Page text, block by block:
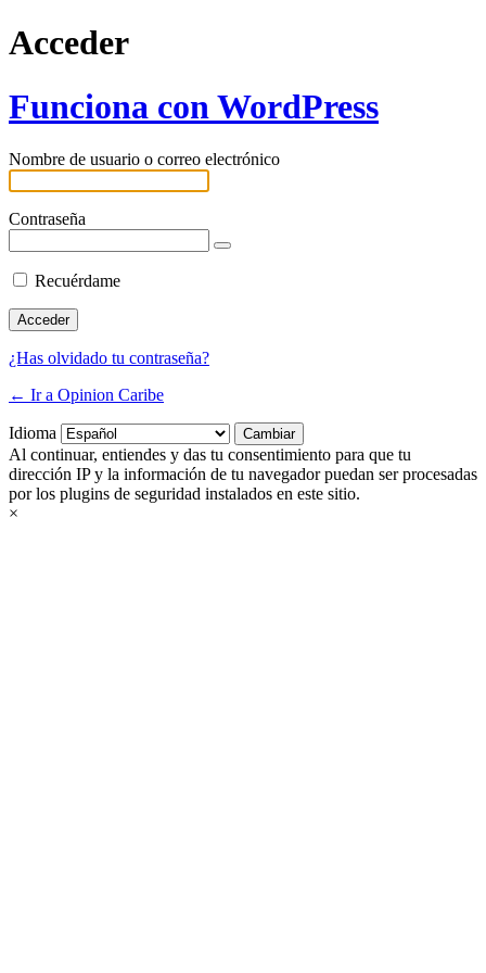
Acceder
Funciona con WordPress
Nombre de usuario o correo electrónico
Contraseña
Recuérdame
¿Has olvidado tu contraseña?
← Ir a Opinion Caribe
Idioma
Al continuar, entiendes y das tu consentimiento para que tu
dirección IP y la información de tu navegador puedan ser procesadas
por los plugins de seguridad instalados en este sitio.
×